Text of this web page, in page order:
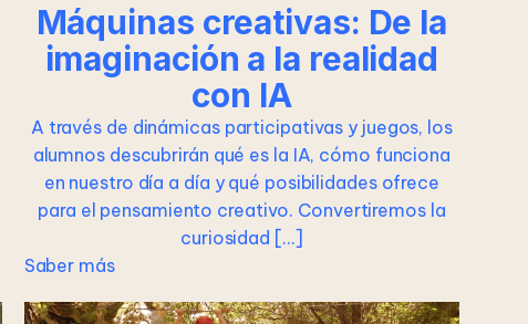
Máquinas creativas: De la
imaginación a la realidad
con IA
A través de dinámicas participativas y juegos, los
alumnos descubrirán qué es la IA, cómo funciona
en nuestro día a día y qué posibilidades ofrece
para el pensamiento creativo. Convertiremos la
curiosidad […]
Saber más